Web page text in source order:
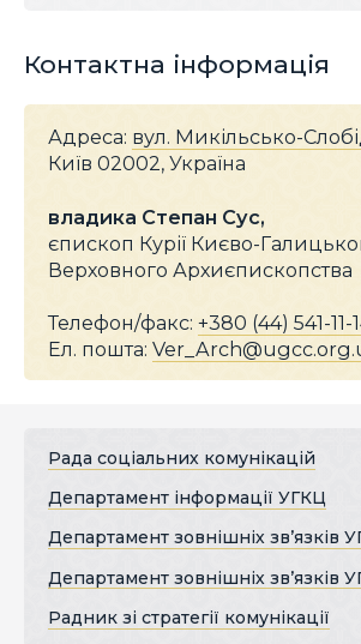
Контактна інформація
Адреса: вул. Микільсько-
Київ 02002, Україна
владика Степан Сус,
єпископ Курії Києво-
Верховного Архиєпископства
Телефон/факс: +380 (44) 541-11-
Ел. пошта:
Рада соціальних комунікацій
Департамент інформації УГКЦ
Департамент зовнішніх зв’язків
Департамент зовнішніх зв’язків
Радник зі стратегії комунікації